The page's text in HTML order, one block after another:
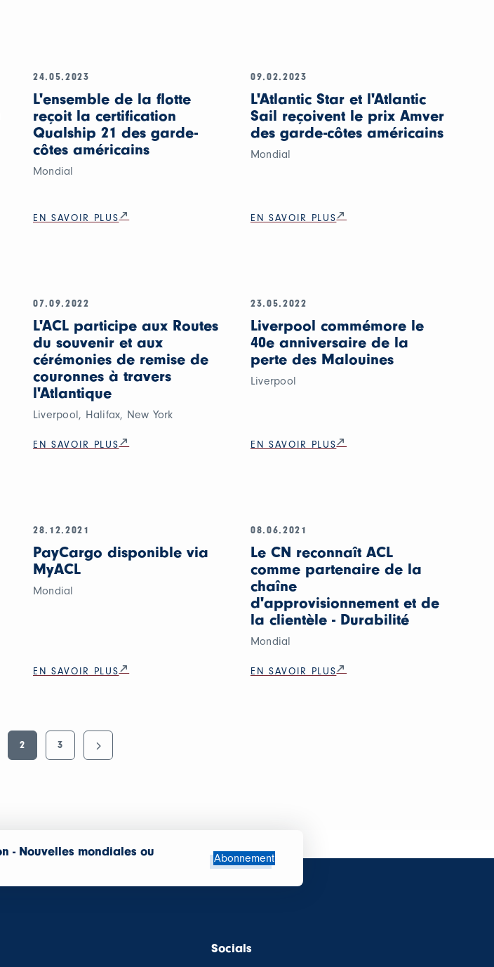
24.05.2023
L'ensemble de la flotte
reçoit la certification
Qualship 21 des garde-
côtes américains
Mondial
EN SAVOIR PLUS
09.02.2023
L'Atlantic Star et l'Atlantic
Sail reçoivent le prix Amver
des garde-côtes américains
Mondial
EN SAVOIR PLUS
07.09.2022
L'ACL participe aux Routes
du souvenir et aux
cérémonies de remise de
couronnes à travers
l'Atlantique
Liverpool, Halifax, New York
EN SAVOIR PLUS
23.05.2022
Liverpool commémore le
40e anniversaire de la
perte des Malouines
Liverpool
EN SAVOIR PLUS
28.12.2021
PayCargo disponible via
MyACL
Mondial
EN SAVOIR PLUS
08.06.2021
Le CN reconnaît ACL
comme partenaire de la
chaîne
d'approvisionnement et de
la clientèle - Durabilité
Mondial
EN SAVOIR PLUS
2 3
- Nouvelles mondiales ou
Abonnement
Socials